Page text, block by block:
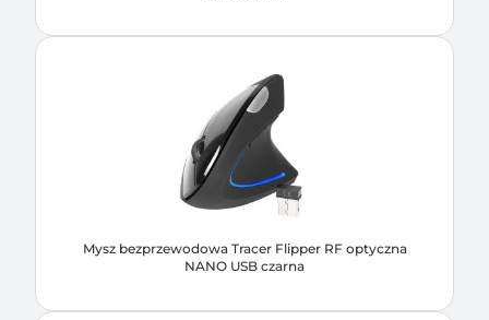
Mysz bezprzewodowa Tracer Flipper RF optyczna
NANO USB czarna